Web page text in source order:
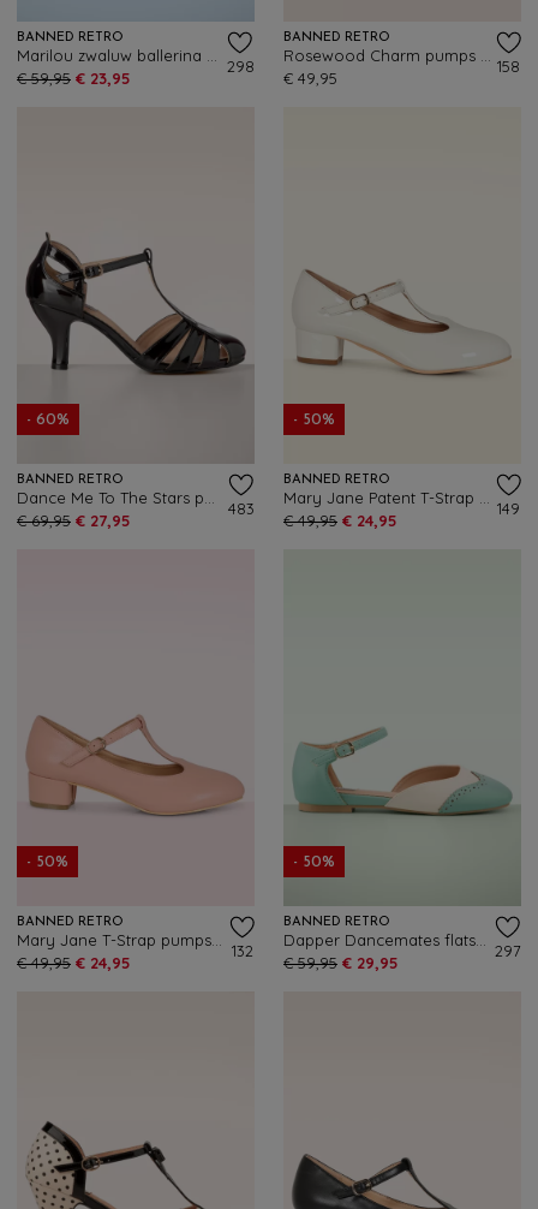
BANNED RETRO
€ 59,95 € 23,95
298
BANNED RETRO
€ 49,95
158
- 60%
BANNED RETRO
€ 69,95 € 27,95
483
- 50%
BANNED RETRO
€ 49,95 € 24,95
149
- 50%
BANNED RETRO
€ 49,95 € 24,95
132
- 50%
BANNED RETRO
€ 59,95 € 29,95
297